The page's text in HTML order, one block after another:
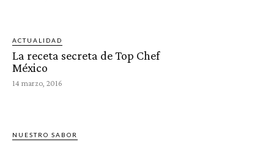
ACTUALIDAD
La receta secreta de Top Chef
México
14 marzo, 2016
NUESTRO SABOR